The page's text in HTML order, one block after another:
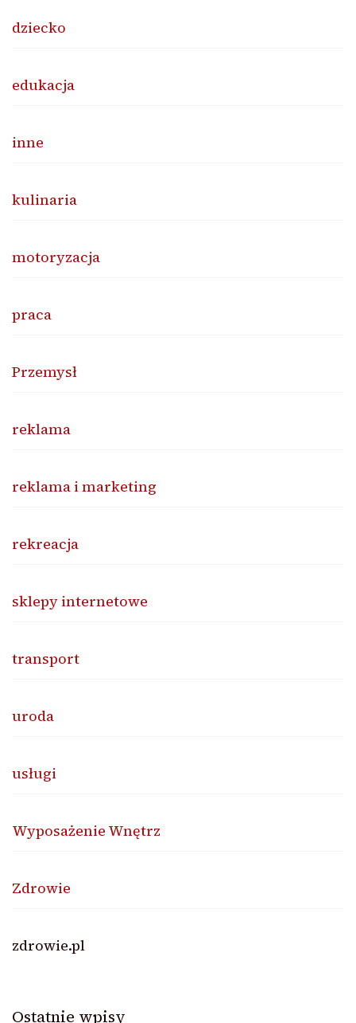
dziecko
edukacja
inne
kulinaria
motoryzacja
praca
Przemysł
reklama
reklama i marketing
rekreacja
sklepy internetowe
transport
uroda
usługi
Wyposażenie Wnętrz
Zdrowie
zdrowie.pl
Ostatnie wpisy